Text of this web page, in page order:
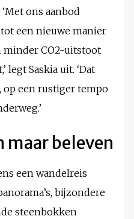
ons aanbod
een nieuwe manier
minder CO2-uitstoot
legt Saskia uit. ‘Dat
een rustiger tempo
maar beleven
een wandelreis
bijzondere
steenbokken